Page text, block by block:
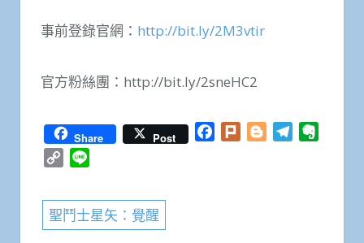
事前登錄官網： http://bit.ly/2M3vtir
官方粉絲團：http://bit.ly/2sneHC2
Share Post Facebook
Plurk BloggerTelegram
Copy
聖鬥士星矢：覺醒